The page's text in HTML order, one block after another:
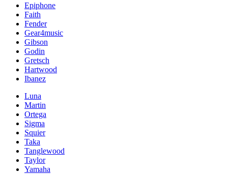
Epiphone
Faith
Fender
Gear4music
Gibson
Godin
Gretsch
Hartwood
Ibanez
Luna
Martin
Ortega
Sigma
Squier
Taka
Tanglewood
Taylor
Yamaha